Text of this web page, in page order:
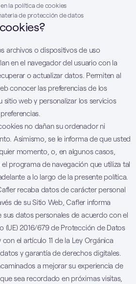
la política de cookies
de protección de datos
archivos o dispositivos de uso
en el navegador del usuario con la
o actualizar datos. Permiten al
conocer las preferencias de los
sitio web y personalizar los servicios
no dañan su ordenador ni
Asimismo, se le informa de que usted
momento, o, en algunos casos,
programa de navegación que utiliza tal
a lo largo de la presente política.
recaba datos de carácter personal
de su Sitio Web, Cafler informa
datos personales de acuerdo con el
(UE) 2016/679 de Protección de Datos
con el artículo 11 de la Ley Orgánica
y garantía de derechos digitales.
a mejorar su experiencia de
sea recordado en próximas visitas,